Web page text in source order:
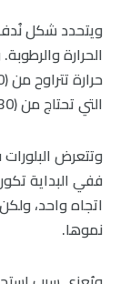
ويتحدد شكل نُدف
الحرارة
التي تحتاج من (30-20) درجة مئوية.
وتتعرض
ففي البداية
اتجاه واحد،
نموها.